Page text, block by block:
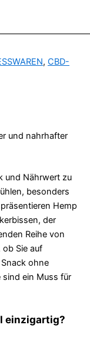
, CBD-
und nahrhafter
und Nährwert zu
besonders
Hemp
der
Reihe von
Sie auf
ohne
sind ein Muss für
einzigartig?